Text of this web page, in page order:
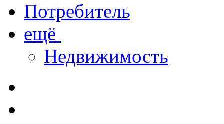
Потребитель
ещё
Недвижимость